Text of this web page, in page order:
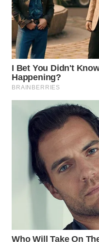
WN
NATUNA
WN
BINTAN
WN
WN
LIKUPANG
WN
LABUANBAJO
Wahana
Media